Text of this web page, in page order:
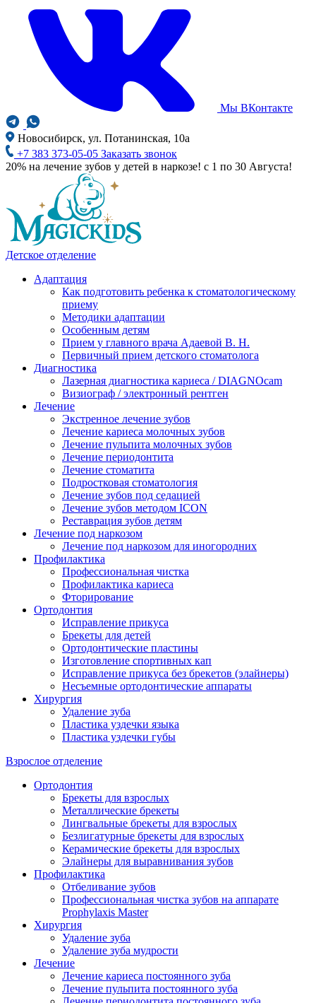
Мы ВКонтакте
Новосибирск, ул. Потанинская, 10а
+7 383 373-05-05 Заказать звонок
20% на лечение зубов у детей в наркозе! с 1 по 30 Августа!
Детское отделение
Адаптация
Как подготовить ребенка к стоматологическому
приему
Методики адаптации
Особенным детям
Прием у главного врача Адаевой В. Н.
Первичный прием детского стоматолога
Диагностика
Лазерная диагностика кариеса / DIAGNOcam
Визиограф / электронный рентген
Лечение
Экстренное лечение зубов
Лечение кариеса молочных зубов
Лечение пульпита молочных зубов
Лечение периодонтита
Лечение стоматита
Подростковая стоматология
Лечение зубов под седацией
Лечение зубов методом ICON
Реставрация зубов детям
Лечение под наркозом
Лечение под наркозом для иногородних
Профилактика
Профессиональная чистка
Профилактика кариеса
Фторирование
Ортодонтия
Исправление прикуса
Брекеты для детей
Ортодонтические пластины
Изготовление спортивных кап
Исправление прикуса без брекетов (элайнеры)
Несъемные ортодонтические аппараты
Хирургия
Удаление зуба
Пластика уздечки языка
Пластика уздечки губы
Взрослое отделение
Ортодонтия
Брекеты для взрослых
Металлические брекеты
Лингвальные брекеты для взрослых
Безлигатурные брекеты для взрослых
Керамические брекеты для взрослых
Элайнеры для выравнивания зубов
Профилактика
Отбеливание зубов
Профессиональная чистка зубов на аппарате
Prophylaxis Master
Хирургия
Удаление зуба
Удаление зуба мудрости
Лечение
Лечение кариеса постоянного зуба
Лечение пульпита постоянного зуба